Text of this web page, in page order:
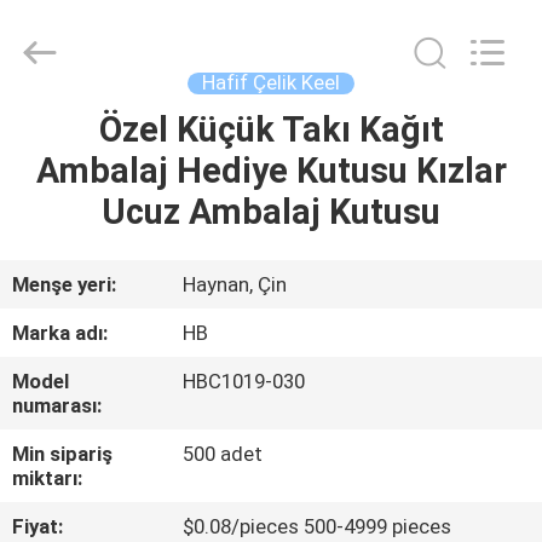
HAKKIMIZDA
TURU
KALITE
KONTROLÜ
Hafif Çelik Keel
Özel Küçük Takı Kağıt
Ambalaj Hediye Kutusu Kızlar
Ucuz Ambalaj Kutusu
Menşe yeri:
Haynan, Çin
Marka adı:
HB
Model
numarası:
HBC1019-030
Min sipariş
miktarı:
500 adet
Fiyat:
$0.08/pieces 500-4999 pieces